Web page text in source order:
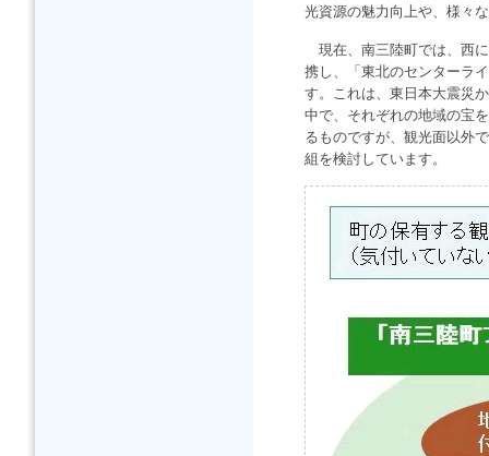
光資源の魅力向上や、様々
現在、南三陸町では、西
携し、「東北のセンターラ
す。これは、東日本大震災
中で、それぞれの地域の宝
るものですが、観光面以外
組を検討しています。